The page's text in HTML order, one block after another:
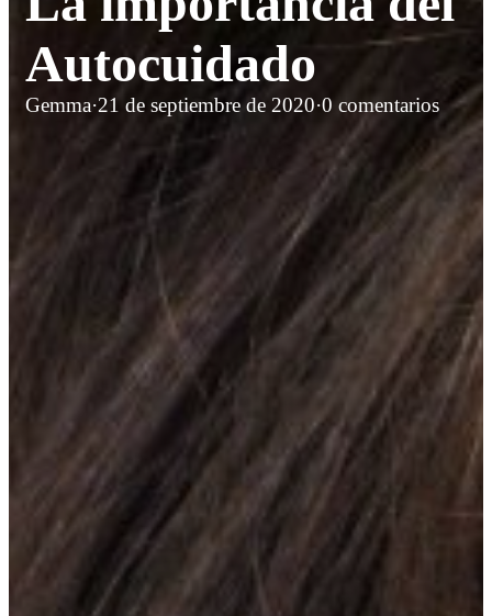
Autocuidado
Gemma·21 de septiembre de 2020·0 comentarios